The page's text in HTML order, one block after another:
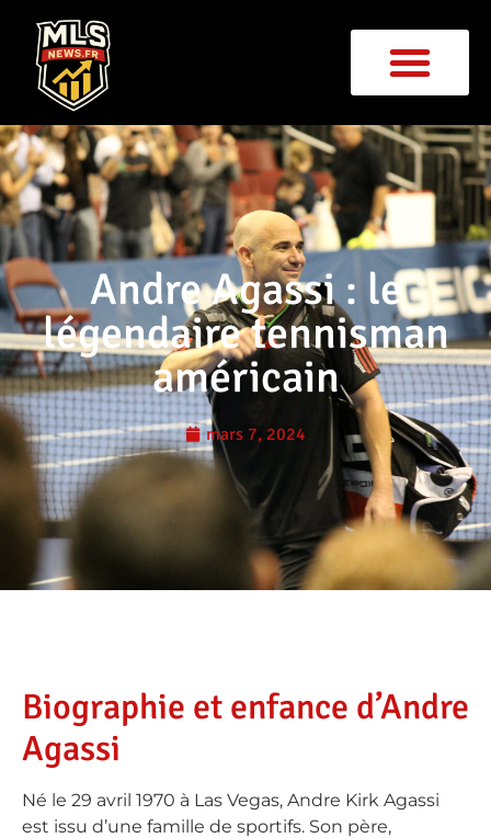
Andre Agassi : le
légendaire tennisman
américain
mars 7, 2024
Biographie et enfance d’Andre
Agassi
Né le 29 avril 1970 à Las Vegas, Andre Kirk Agassi
est issu d’une famille de sportifs. Son père,